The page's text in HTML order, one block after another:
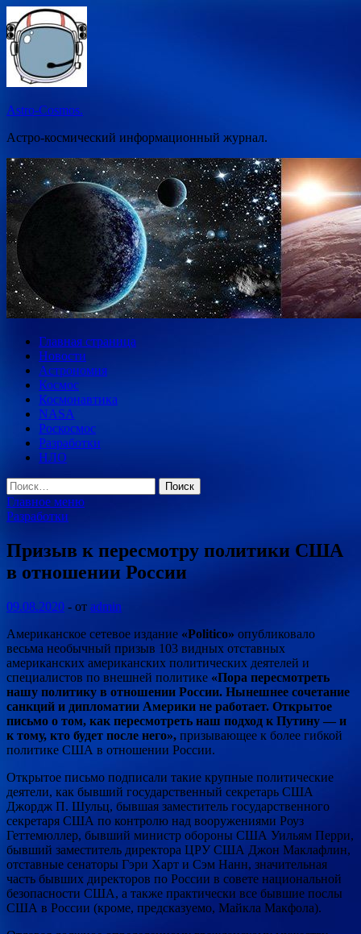
Перейти
к
содержимому
Astro-Cosmos.
Астро-космический информационный журнал.
Главная страница
Новости
Астрономия
Космос
Космонавтика
NASA
Роскосмос
Разработки
НЛО
Найти:
Главное меню
Разработки
Призыв к пересмотру политики США
в отношении России
09.08.2020 - от admin
Американское сетевое издание «Politico» опубликовало
весьма необычный призыв 103 видных отставных
американских американских политических деятелей и
специалистов по внешней политике «Пора пересмотреть
нашу политику в отношении России. Нынешнее сочетание
санкций и дипломатии Америки не работает. Открытое
письмо о том, как пересмотреть наш подход к Путину — и
к тому, кто будет после него», призывающее к более гибкой
политике США в отношении России.
Открытое письмо подписали такие крупные политические
деятели, как бывший государственный секретарь США
Джордж П. Шульц, бывшая заместитель государственного
секретаря США по контролю над вооружениями Роуз
Геттемюллер, бывший министр обороны США Уильям Перри,
бывший заместитель директора ЦРУ США Джон Маклафлин,
отставные сенаторы Гэри Харт и Сэм Нанн, значительная
часть бывших директоров по России в совете национальной
безопасности США, а также практически все бывшие послы
США в России (кроме, предсказуемо, Майкла Макфола).